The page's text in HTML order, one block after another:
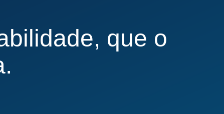
que o